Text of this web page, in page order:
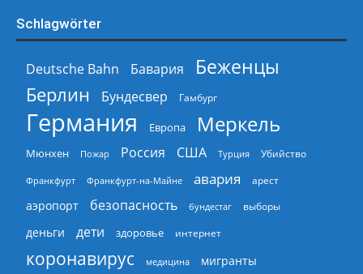
Schlagwörter
Deutsche Bahn Бавария
Беженцы
Берлин
Бундесвер Гамбург
Германия Европа Меркель
Мюнхен Пожар Россия США Турция Убийство
Франкфурт Франкфурт-на-Майне авария арест
аэропорт безопасность бундестаг выборы
деньги дети здоровье интернет
коронавирус медицина
мигранты